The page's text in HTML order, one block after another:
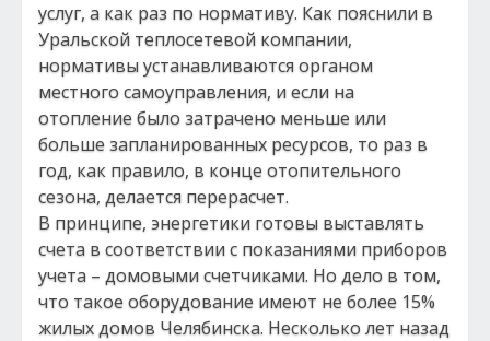
услуг, а как раз по нормативу. Как пояснили в
Уральской теплосетевой компании,
нормативы устанавливаются органом
местного самоуправления, и если на
отопление было затрачено меньше или
больше запланированных ресурсов, то раз в
год, как правило, в конце отопительного
сезона, делается перерасчет.
В принципе, энергетики готовы выставлять
счета в соответствии с показаниями приборов
учета – домовыми счетчиками. Но дело в том,
что такое оборудование имеют не более 15%
жилых домов Челябинска. Несколько лет назад